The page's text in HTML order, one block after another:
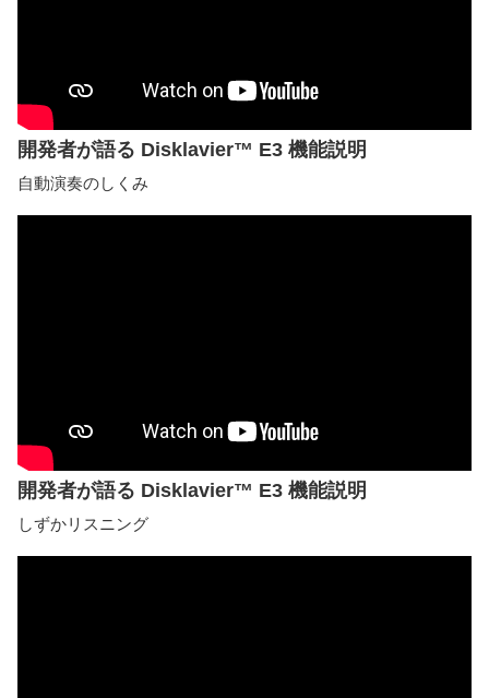
開発者が語る Disklavier™ E3 機能説明
自動演奏のしくみ
開発者が語る Disklavier™ E3 機能説明
しずかリスニング